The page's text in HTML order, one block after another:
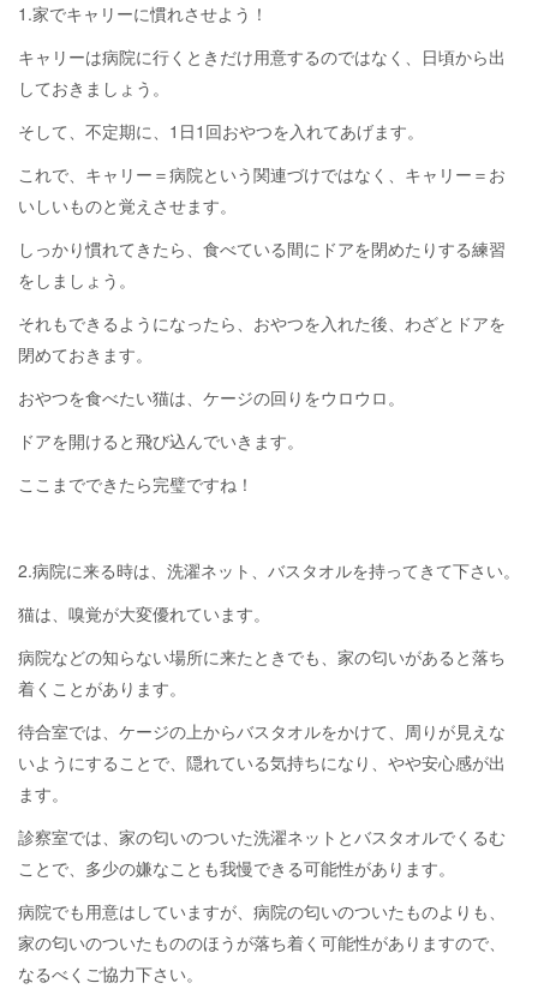
1.家でキャリーに慣れさせよう！
キャリーは病院に行くときだけ用意するのではなく、日頃から出
しておきましょう。
そして、不定期に、1日1回おやつを入れてあげます。
これで、キャリー＝病院という関連づけではなく、キャリー＝お
いしいものと覚えさせます。
しっかり慣れてきたら、食べている間にドアを閉めたりする練習
をしましょう。
それもできるようになったら、おやつを入れた後、わざとドアを
閉めておきます。
おやつを食べたい猫は、ケージの回りをウロウロ。
ドアを開けると飛び込んでいきます。
ここまでできたら完璧ですね！
2.病院に来る時は、洗濯ネット、バスタオルを持ってきて下さい。
猫は、嗅覚が大変優れています。
病院などの知らない場所に来たときでも、家の匂いがあると落ち
着くことがあります。
待合室では、ケージの上からバスタオルをかけて、周りが見えな
いようにすることで、隠れている気持ちになり、やや安心感が出
ます。
診察室では、家の匂いのついた洗濯ネットとバスタオルでくるむ
ことで、多少の嫌なことも我慢できる可能性があります。
病院でも用意はしていますが、病院の匂いのついたものよりも、
家の匂いのついたもののほうが落ち着く可能性がありますので、
なるべくご協力下さい。